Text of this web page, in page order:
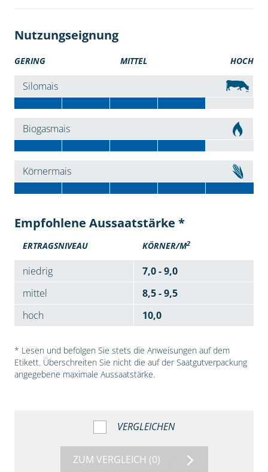
Nutzungseignung
GERING MITTEL HOCH
Silomais
Biogasmais
Körnermais
Empfohlene Aussaatstärke *
ERTRAGSNIVEAU KÖRNER/M2
niedrig
7,0 - 9,0
mittel
8,5 - 9,5
hoch
10,0
* Lesen und befolgen Sie stets die Anweisungen auf dem
Etikett. Überschreiten Sie nicht die auf der Saatgutverpackung
angegebene maximale Aussaatstärke.
VERGLEICHEN
ZUM VERGLEICH (0)